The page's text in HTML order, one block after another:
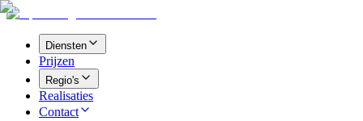
Diensten
Prijzen
Regio's
Realisaties
Contact